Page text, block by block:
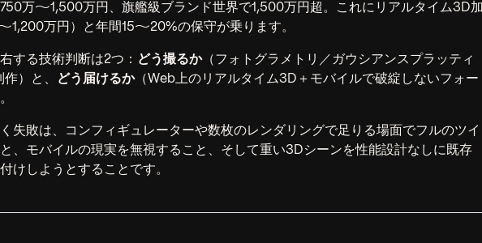
万〜1,500万円、旗艦級ブランド世界で1,500万円超。これにリアルタイム3D加
1,200万円）と年間15〜20%の保守が乗ります。
する技術判断は2つ： どう撮るか（フォトグラメトリ／ガウシアンスプラッティ
）と、
どう届けるか（Web上のリアルタイム3D＋モバイルで破綻しないフォー
失敗は、コンフィギュレーターや数枚のレンダリングで足りる場面でフルのツイ
、モバイルの現実を無視すること、そして重い3Dシーンを性能設計なしに既存
けしようとすることです。